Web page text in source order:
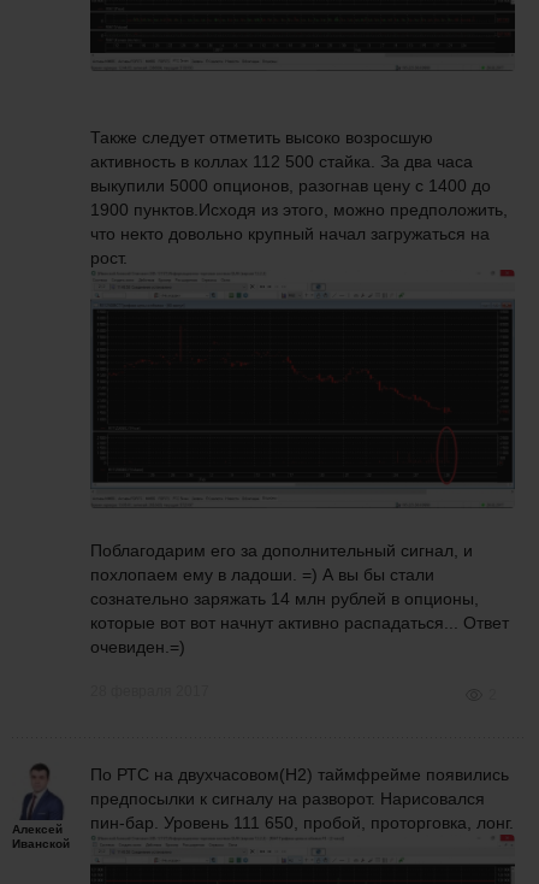
Также следует отметить высоко возросшую
активность в коллах 112 500 стайка. За два часа
выкупили 5000 опционов, разогнав цену с 1400 до
1900 пунктов.Исходя из этого, можно предположить,
что некто довольно крупный начал загружаться на
рост.
Поблагодарим его за дополнительный сигнал, и
похлопаем ему в ладоши. =) А вы бы стали
сознательно заряжать 14 млн рублей в опционы,
которые вот вот начнут активно распадаться... Ответ
очевиден.=)
Алексей
Иванской
По РТС на двухчасовом(H2) таймфрейме появились
предпосылки к сигналу на разворот. Нарисовался
пин-бар. Уровень 111 650, пробой, проторговка, лонг.